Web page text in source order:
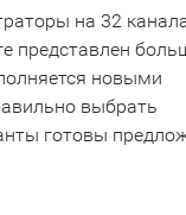
на 32
представлен
новыми
выбрать
готовы